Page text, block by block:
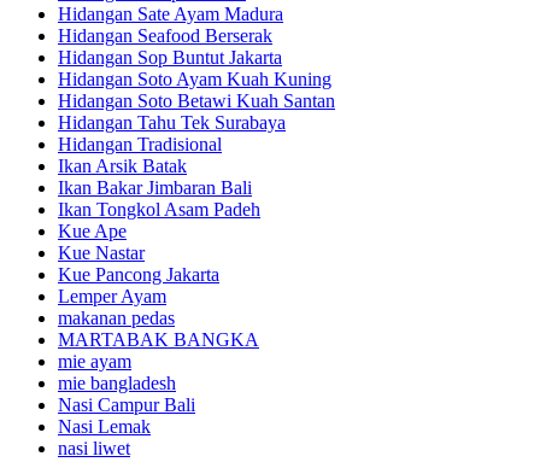
Hidangan Sate Ayam Madura
Hidangan Seafood Berserak
Hidangan Sop Buntut Jakarta
Hidangan Soto Ayam Kuah Kuning
Hidangan Soto Betawi Kuah Santan
Hidangan Tahu Tek Surabaya
Hidangan Tradisional
Ikan Arsik Batak
Ikan Bakar Jimbaran Bali
Ikan Tongkol Asam Padeh
Kue Ape
Kue Nastar
Kue Pancong Jakarta
Lemper Ayam
makanan pedas
MARTABAK BANGKA
mie ayam
mie bangladesh
Nasi Campur Bali
Nasi Lemak
nasi liwet